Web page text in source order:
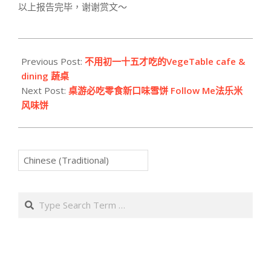
以上报告完毕，谢谢赏文～
06-
11
Previous Post: 不用初一十五才吃的VegeTable cafe &
dining 蔬桌
Next Post: 桌游必吃零食新口味雪饼 Follow Me法乐米
风味饼
Search